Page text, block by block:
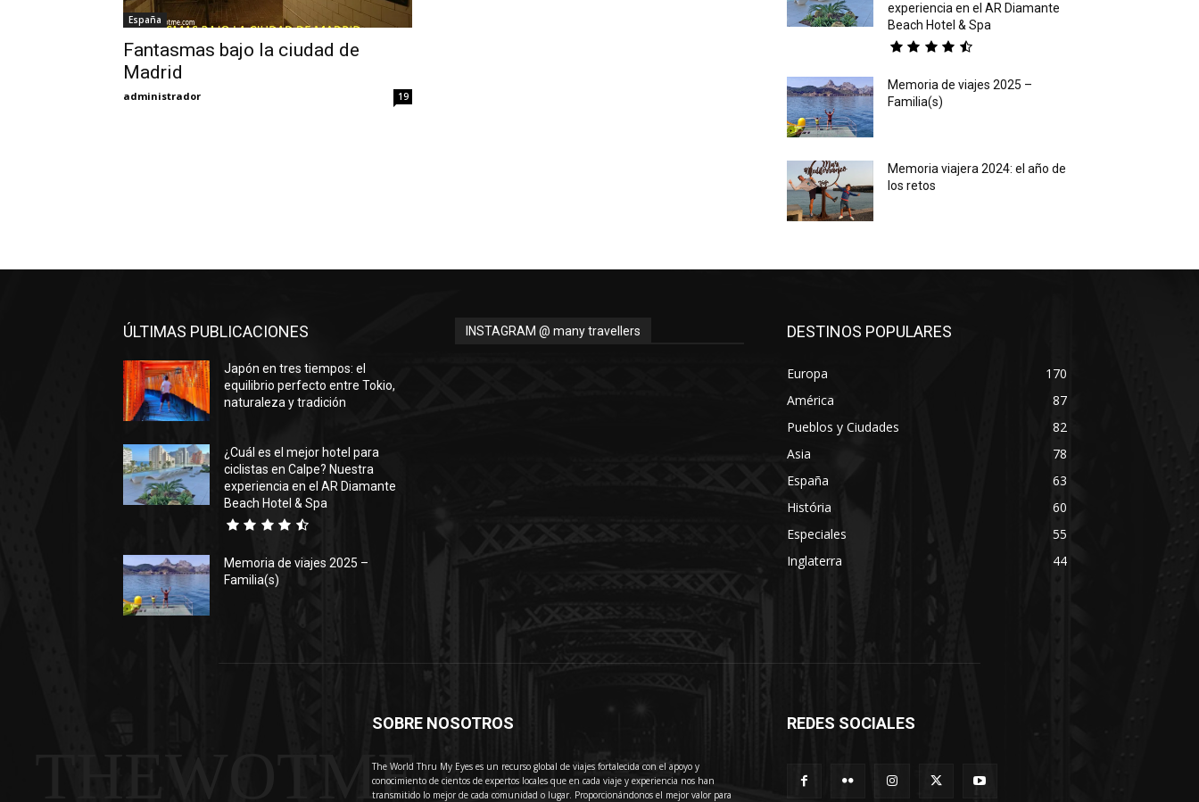
España
Fantasmas bajo la ciudad de
Madrid
administrador 19
experiencia en el AR Diamante
Beach Hotel & Spa
Memoria de viajes 2025 –
Familia(s)
Memoria viajera 2024: el año de
los retos
ÚLTIMAS PUBLICACIONES
Japón en tres tiempos: el
equilibrio perfecto entre Tokio,
naturaleza y tradición
¿Cuál es el mejor hotel para
ciclistas en Calpe? Nuestra
experiencia en el AR Diamante
Beach Hotel & Spa
Memoria de viajes 2025 –
Familia(s)
INSTAGRAM @ many travellers DESTINOS POPULARES
Europa
170
América
87
Pueblos y Ciudades
82
Asia
78
España
63
História
60
Especiales
55
Inglaterra
44
THEWOTME
SOBRE NOSOTROS
The World Thru My Eyes es un recurso global de viajes fortalecida con el apoyo y
conocimiento de cientos de expertos locales que en cada viaje y experiencia nos han
transmitido lo mejor de cada comunidad o lugar. Proporcionándonos el mejor valor para
REDES SOCIALES